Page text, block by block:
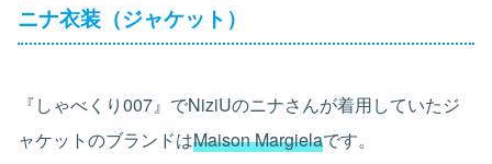
ニナ衣装（ジャケット）
『しゃべくり007』でNiziUのニナさんが着用していたジ
ャケットのブランドはMaison Margielaです。